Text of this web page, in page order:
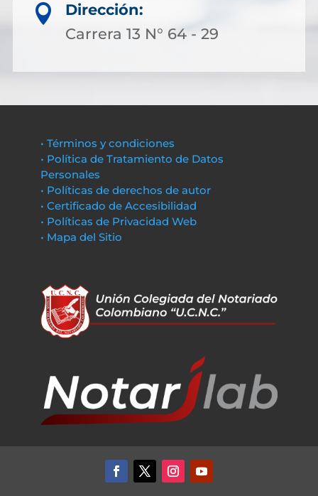

Dirección:
Carrera 13 N° 64 - 29
• Términos y condiciones
• Política de Tratamiento de Datos
Personales
• Políticas de derechos de autor
• Certificado de Accesibilidad
• Políticas de Privacidad Web
• Mapa del Sitio